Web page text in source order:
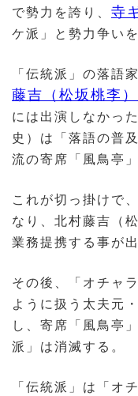
で勢力を誇り、 寺
ケ派」と勢力争い
「伝統派」の落語
藤吉（松坂桃李）
には出演しなかっ
史）は「落語の普
流の寄席「風鳥亭
これが切っ掛けで
なり、北村藤吉（
業務提携する事が出
その後、「オチャ
ように扱う太夫元
し、寄席「風鳥亭
派」は消滅する。
「伝統派」は「オ